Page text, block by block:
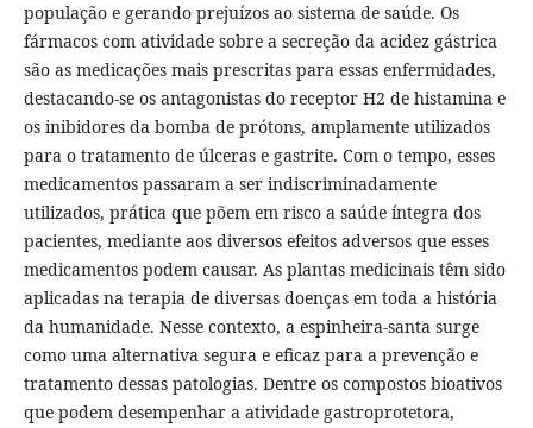
população e gerando prejuízos ao sistema de saúde. Os
fármacos com atividade sobre a secreção da acidez gástrica
são as medicações mais prescritas para essas enfermidades,
destacando-se os antagonistas do receptor H2 de histamina e
os inibidores da bomba de prótons, amplamente utilizados
para o tratamento de úlceras e gastrite. Com o tempo, esses
medicamentos passaram a ser indiscriminadamente
utilizados, prática que põem em risco a saúde íntegra dos
pacientes, mediante aos diversos efeitos adversos que esses
medicamentos podem causar. As plantas medicinais têm sido
aplicadas na terapia de diversas doenças em toda a história
da humanidade. Nesse contexto, a espinheira-santa surge
como uma alternativa segura e eficaz para a prevenção e
tratamento dessas patologias. Dentre os compostos bioativos
que podem desempenhar a atividade gastroprotetora,